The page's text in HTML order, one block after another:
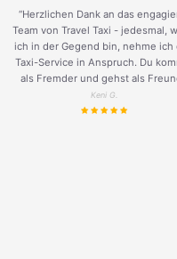
“Herzlichen Dank an das
Team von Travel Taxi - jedesmal,
ich in der Gegend bin, nehme ich
Taxi-Service in Anspruch. Du
als Fremder und gehst als
Keni G.